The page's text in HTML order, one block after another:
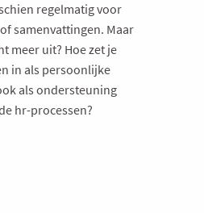
regelmatig voor
samenvattingen. Maar
meer uit? Hoe zet je
in als persoonlijke
als ondersteuning
hr-processen?